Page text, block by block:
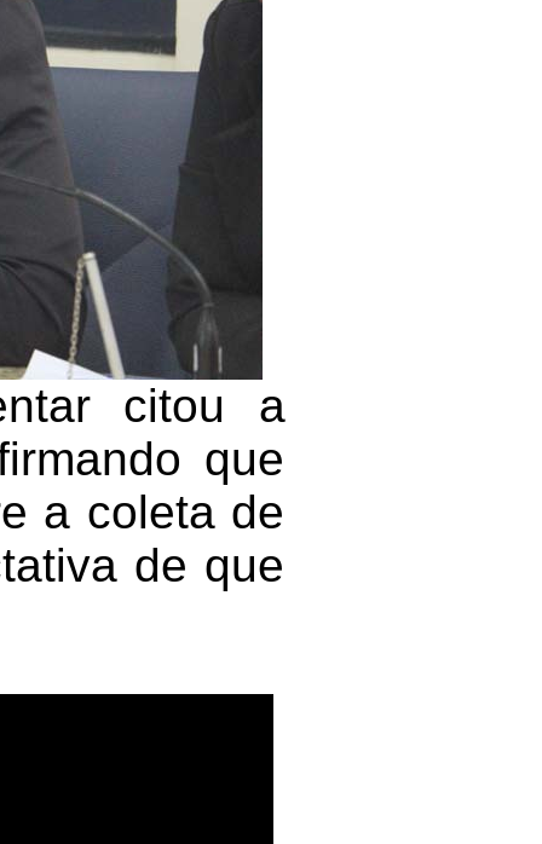
citou a
que
a coleta de
de que